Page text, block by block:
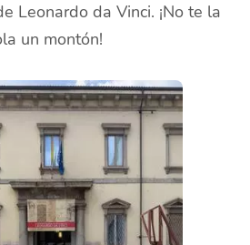
Leonardo da Vinci. ¡No te la
un montón!